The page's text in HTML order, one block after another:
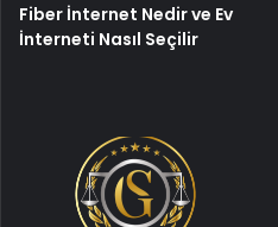
Fiber İnternet Nedir ve Ev
İnterneti Nasıl Seçilir